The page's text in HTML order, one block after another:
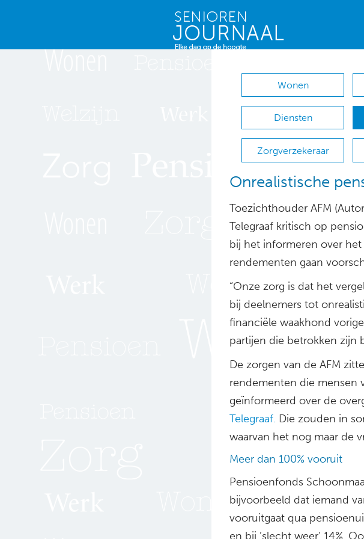
Wonen
Diensten
Zorgverzekeraar
Onrealistische
Toezichthouder AFM
Telegraaf kritisch op
bij het informeren over
rendementen gaan
“Onze zorg is dat het
bij deelnemers tot
financiële waakhond
partijen die betrokken zijn
De zorgen van de AFM
rendementen die mensen
geïnformeerd over de
Telegraaf. Die zouden in
waarvan het nog maar de
Meer dan 100% vooruit
Pensioenfonds
bijvoorbeeld dat iemand
vooruitgaat qua
en bij ’slecht weer’ 14%.